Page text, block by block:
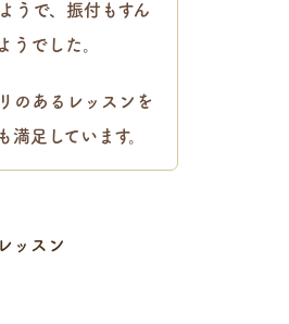
うで、振付もすん
うでした。
のあるレッスンを
満足しています。
ッスン